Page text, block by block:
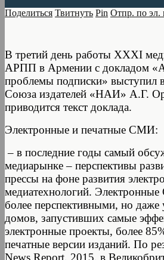
Поделиться Твитнуть Pin Отпр. по эл.
В третий день работы XXХI
АРПП в Армении с докладом
проблемы подписки» выступил
Союза издателей «НАИ» А.Г.
приводится текст доклада.
Электронные и печатные СМИ:
– в последние годы самый
медиарынке – перспективы
прессы на фоне развития
медиатехнологий.
более перспективными, но даже
домов, запустивших самые
электронные проекты, более
печатные версии изданий. По
News Report, 2015, в